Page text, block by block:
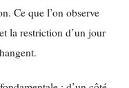
Ce que l’on observe
la restriction d’un jour